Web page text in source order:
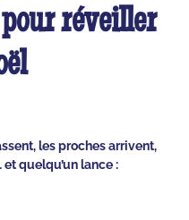
réveiller
les proches arrivent,
quelqu’un lance :